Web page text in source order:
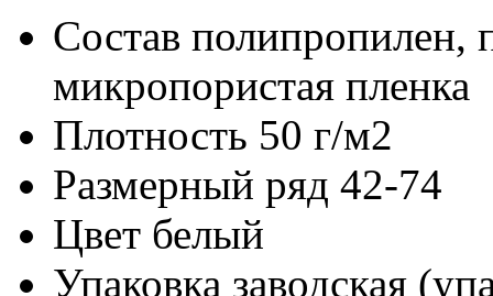
Состав полипропилен,
микропористая пленка
Плотность 50 г/м2
Размерный ряд 42-74
Цвет белый
Упаковка заводская